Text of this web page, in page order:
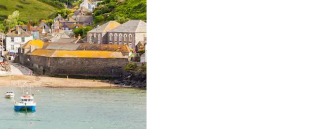
baixo do teclado ou tocando e deslizando o dedo na tela.